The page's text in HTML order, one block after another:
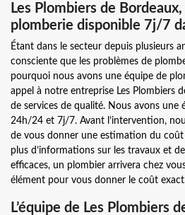
Les Plombiers de
plomberie disponible 7j/7
Étant dans le secteur depuis plusieurs
consciente que les problèmes de
pourquoi nous avons une équipe de
appel à notre entreprise Les Plombiers
de services de qualité. Nous avons une
24h/24 et 7j/7. Avant l’intervention,
de vous donner une estimation du coût
plus d’informations sur les travaux et
efficaces, un plombier arrivera chez
élément pour vous donner le coût
L’équipe de Les Plombiers